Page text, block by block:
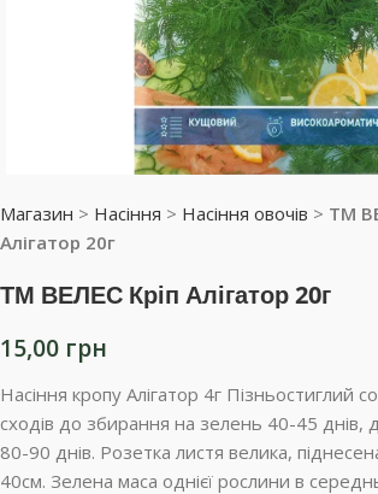
Магазин > Насіння > Насіння овочів > ТМ
Алігатор 20г
ТМ ВЕЛЕС Кріп Алігатор 20г
15,00 грн
Насіння кропу Алігатор 4г Пізньостиглий
сходів до збирання на зелень 40-45 днів,
80-90 днів. Розетка листя велика,
40см. Зелена маса однієї рослини в